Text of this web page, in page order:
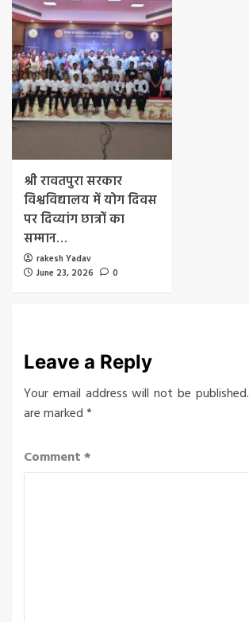
श्री रावतपुरा सरकार
विश्वविद्यालय में योग दिवस
पर दिव्यांग छात्रों का
सम्मान…
rakesh Yadav
June 23, 2026
0
Leave a Reply
Your email address will not be published.
are marked*
Comment*